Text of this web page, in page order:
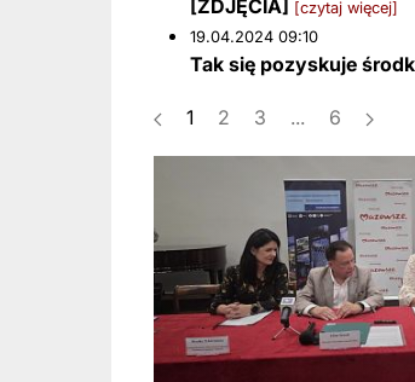
[ZDJĘCIA] [czytaj więcej]
19.04.2024 09:10
Tak się pozyskuje
1 2 3 ... 6